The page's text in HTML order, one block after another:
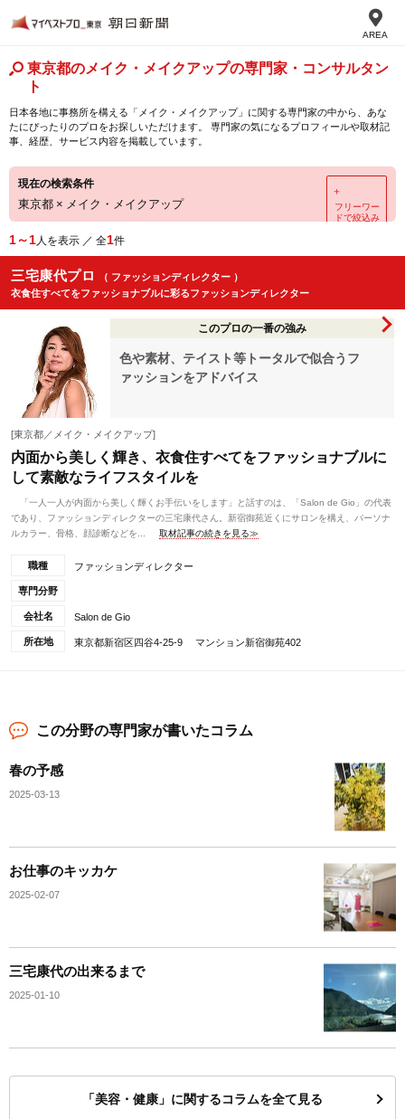
AREA
東京都のメイク・メイクアップの専門家・コンサルタン
ト
日本各地に事務所を構える「メイク・メイクアップ」に関する専門家の中から、あな
たにぴったりのプロをお探しいただけます。 専門家の気になるプロフィールや取材記
事、経歴、サービス内容を掲載しています。
現在の検索条件
東京都 × メイク・メイクアップ
＋
フリーワー
ドで絞込み
1～1人を表示 ／ 全1件
三宅康代プロ
（ ファッションディレクター ）
衣食住すべてをファッショナブルに彩るファッションディレクター
このプロの一番の強み
色や素材、テイスト等トータルで似合うフ
ァッションをアドバイス
[東京都／メイク・メイクアップ]
内面から美しく輝き、衣食住すべてをファッショナブルに
して素敵なライフスタイルを
「一人一人が内面から美しく輝くお手伝いをします」と話すのは、「Salon de Gio」の代表
であり、ファッションディレクターの三宅康代さん。新宿御苑近くにサロンを構え、パーソナ
ルカラー、骨格、顔診断などを...
取材記事の続きを見る≫
職種 ファッションディレクター
専門分野
会社名 Salon de Gio
所在地 東京都新宿区四谷4-25-9 マンション新宿御苑402
この分野の専門家が書いたコラム
春の予感
2025-03-13
お仕事のキッカケ
2025-02-07
三宅康代の出来るまで
2025-01-10
「美容・健康」に関するコラムを全て見る